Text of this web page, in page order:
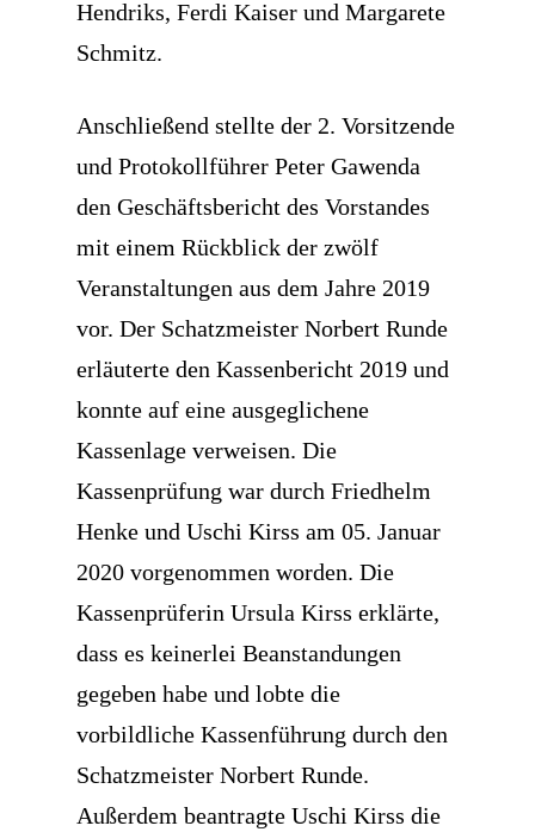
Hendriks, Ferdi Kaiser und Margarete
Schmitz.
Anschließend stellte der 2. Vorsitzende
und Protokollführer Peter Gawenda
den Geschäftsbericht des Vorstandes
mit einem Rückblick der zwölf
Veranstaltungen aus dem Jahre 2019
vor. Der Schatzmeister Norbert Runde
erläuterte den Kassenbericht 2019 und
konnte auf eine ausgeglichene
Kassenlage verweisen. Die
Kassenprüfung war durch Friedhelm
Henke und Uschi Kirss am 05. Januar
2020 vorgenommen worden. Die
Kassenprüferin Ursula Kirss erklärte,
dass es keinerlei Beanstandungen
gegeben habe und lobte die
vorbildliche Kassenführung durch den
Schatzmeister Norbert Runde.
Außerdem beantragte Uschi Kirss die